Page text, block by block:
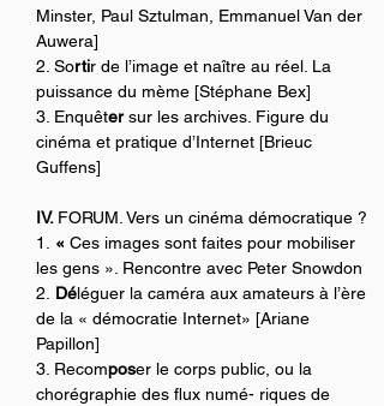
Minster, Paul Sztulman, Emmanuel Van der
Auwera]
2. Sortir de l’image et naître au réel. La
puissance du mème [Stéphane Bex]
3. Enquêter sur les archives. Figure du
cinéma et pratique d’Internet [Brieuc
Guffens]
IV. FORUM. Vers un cinéma démocratique ?
1.
« Ces images sont faites pour mobiliser
les gens ». Rencontre avec Peter Snowdon
2.
Déléguer la caméra aux amateurs à l’ère
de la « démocratie Internet» [Ariane
Papillon]
3. Recomposer le corps public, ou la
chorégraphie des flux numé- riques de